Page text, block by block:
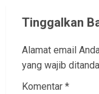
Tinggalkan
Alamat email
yang wajib
Komentar *